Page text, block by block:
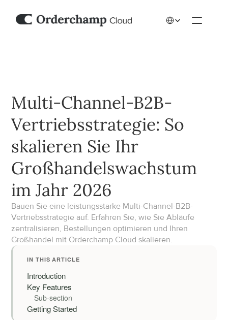
Multi-Channel-B2B-
Vertriebsstrategie: So
skalieren Sie Ihr
Großhandelswachstum
im Jahr 2026
Bauen Sie eine leistungsstarke Multi-Channel-B2B-
Vertriebsstrategie auf. Erfahren Sie, wie Sie Abläufe
zentralisieren, Bestellungen optimieren und Ihren
Großhandel mit Orderchamp Cloud skalieren.
IN THIS ARTICLE
Introduction
Key Features
Sub-section
Getting Started